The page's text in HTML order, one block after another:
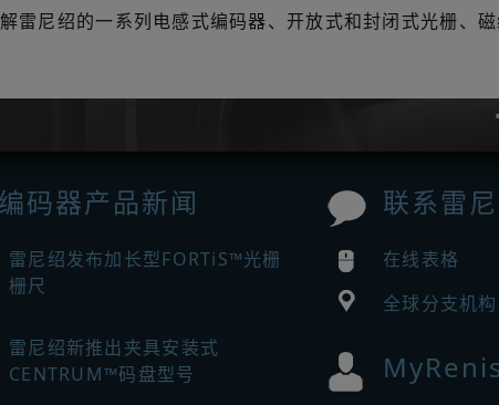
雷尼绍的一系列电感式编码器、开放式和封闭式光栅、
编码器产品新闻
雷尼绍发布加长型FORTiS™光栅
栅尺
雷尼绍新推出夹具安装式
CENTRUM™码盘型号
联系雷
在线表格
全球分支机